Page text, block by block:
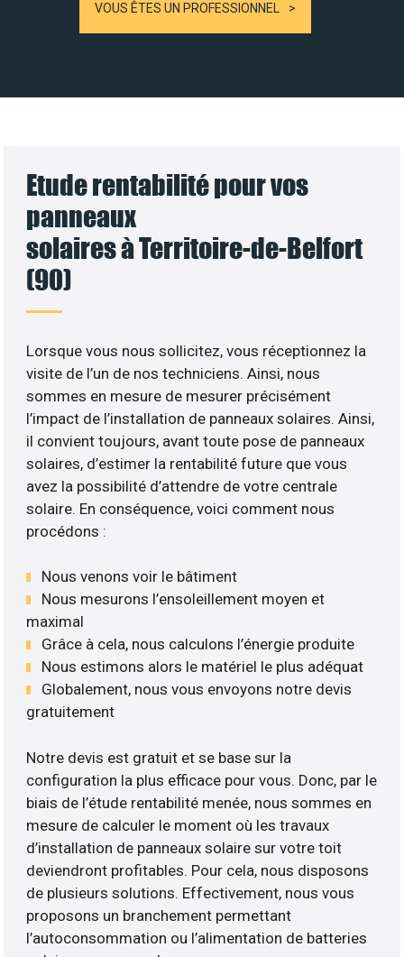
VOUS ÊTES UN PROFESSIONNEL
Etude rentabilité pour vos
panneaux
solaires à Territoire-de-Belfort
(90)
Lorsque vous nous sollicitez, vous réceptionnez la
visite de l’un de nos techniciens. Ainsi, nous
sommes en mesure de mesurer précisément
l’impact de l’installation de panneaux solaires. Ainsi,
il convient toujours, avant toute pose de panneaux
solaires, d’estimer la rentabilité future que vous
avez la possibilité d’attendre de votre centrale
solaire. En conséquence, voici comment nous
procédons :
Nous venons voir le bâtiment
Nous mesurons l’ensoleillement moyen et
maximal
Grâce à cela, nous calculons l’énergie produite
Nous estimons alors le matériel le plus adéquat
Globalement, nous vous envoyons notre devis
gratuitement
Notre devis est gratuit et se base sur la
configuration la plus efficace pour vous. Donc, par le
biais de l’étude rentabilité menée, nous sommes en
mesure de calculer le moment où les travaux
d’installation de panneaux solaire sur votre toit
deviendront profitables. Pour cela, nous disposons
de plusieurs solutions. Effectivement, nous vous
proposons un branchement permettant
l’autoconsommation ou l’alimentation de batteries